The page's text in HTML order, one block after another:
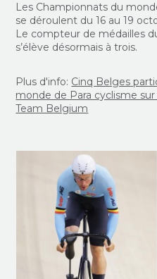
Les Championnats du
se déroulent du 16 au 19
Le compteur de médailles
s’élève désormais à trois.
Plus d'info: Cinq Belges
monde de Para cyclisme
Team Belgium